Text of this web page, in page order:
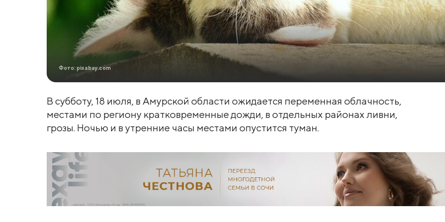
Фото: pixabay.com
В субботу, 18 июля, в Амурской области ожидается переменная облачность,
местами по региону кратковременные дожди, в отдельных районах ливни,
грозы. Ночью и в утренние часы местами опустится туман.